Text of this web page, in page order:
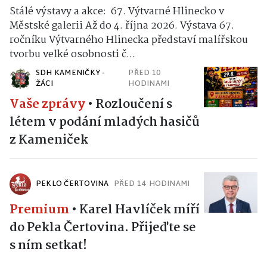
Stálé výstavy a akce: 67. Výtvarné Hlinecko v
Městské galerii Až do 4. října 2026. Výstava 67.
ročníku Výtvarného Hlinecka představí malířskou
tvorbu velké osobnosti č...
SDH KAMENIČKY -
ŽÁCI
PŘED 10
HODINAMI
Vaše zprávy• Rozloučení s
létem v podání mladých hasičů
z Kameniček
PEKLO ČERTOVINA PŘED 14 HODINAMI
Premium • Karel Havlíček míří
do Pekla Čertovina. Přijeďte se
s ním setkat!